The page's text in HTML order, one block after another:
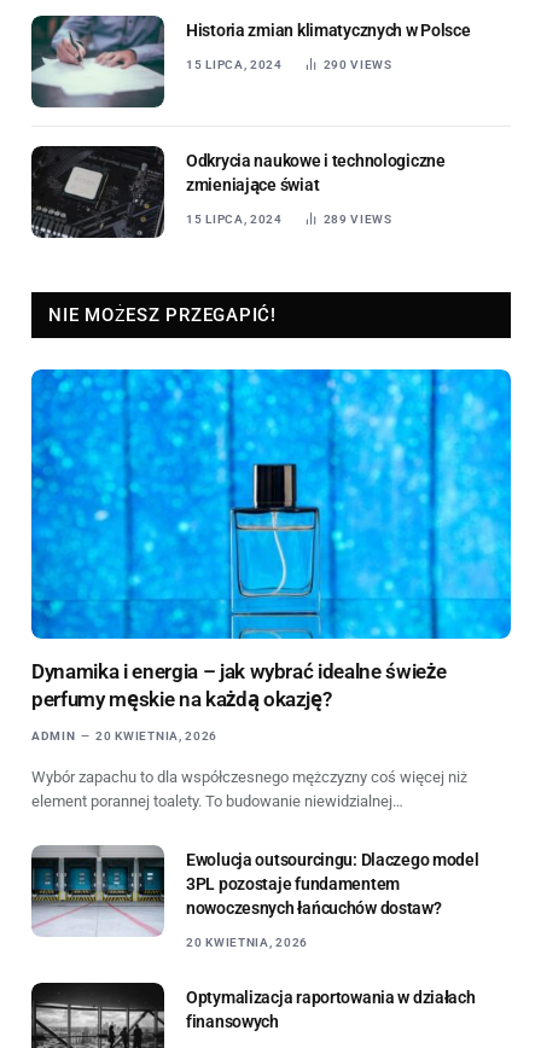
Historia zmian klimatycznych w Polsce
15 LIPCA, 2024 290VIEWS
Odkrycia naukowe i technologiczne
zmieniające świat
15 LIPCA, 2024 289VIEWS
NIE MOŻESZ PRZEGAPIĆ!
Dynamika i energia – jak wybrać idealne świeże
perfumy męskie na każdą okazję?
ADMIN 20 KWIETNIA, 2026
Wybór zapachu to dla współczesnego mężczyzny coś więcej niż
element porannej toalety. To budowanie niewidzialnej…
Ewolucja outsourcingu: Dlaczego model
3PL pozostaje fundamentem
nowoczesnych łańcuchów dostaw?
20 KWIETNIA, 2026
Optymalizacja raportowania w działach
finansowych